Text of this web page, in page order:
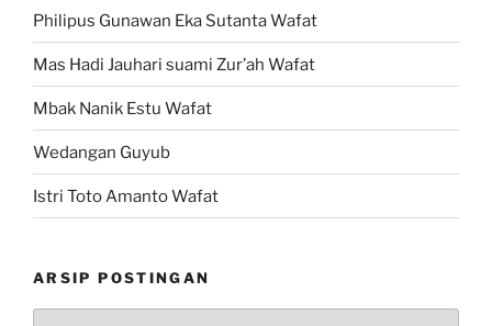
Philipus Gunawan Eka Sutanta Wafat
Mas Hadi Jauhari suami Zur’ah Wafat
Mbak Nanik Estu Wafat
Wedangan Guyub
Istri Toto Amanto Wafat
ARSIP POSTINGAN